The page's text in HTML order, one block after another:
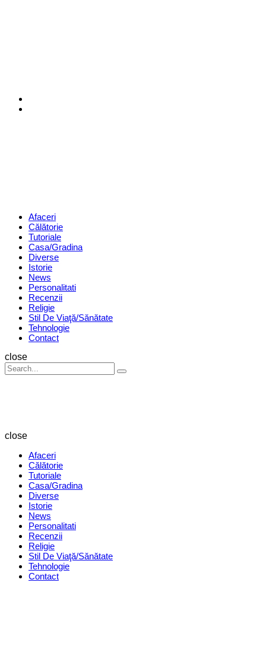
Menu Afaceri
Călătorie
Tutoriale
Casa/Gradina
Diverse
Istorie
News
Personalitati
Recenzii
Religie
Stil De Viaţă/Sănătate
Tehnologie
Contact
Search
close
Search
for:
Search
close
Afaceri
Călătorie
Tutoriale
Casa/Gradina
Diverse
Istorie
News
Personalitati
Recenzii
Religie
Stil De Viaţă/Sănătate
Tehnologie
Contact